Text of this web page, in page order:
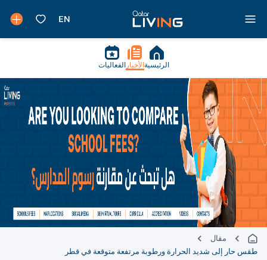
الرئيسية الأخبار الفعاليات
مقال
طقس حار إلى شديد الحرارة ورطوبة مرتفعة متوقعة في قطر